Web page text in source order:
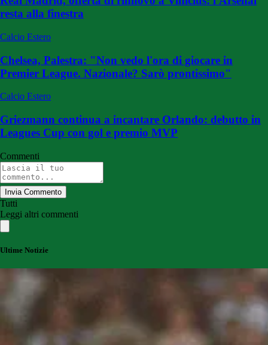
resta alla finestra
Calcio Estero
Chelsea, Palestra: "Non vedo l'ora di giocare in
Premier League. Nazionale? Sarò prontissimo"
Calcio Estero
Griezmann continua a incantare Orlando: debutto in
Leagues Cup con gol e premio MVP
Commenti
Invia Commento
Tutti
Leggi altri commenti
Ultime Notizie